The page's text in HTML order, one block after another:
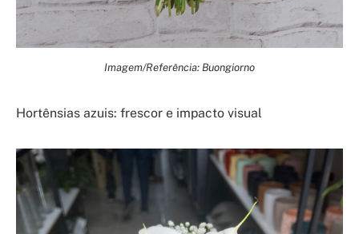
Imagem/Referência: Buongiorno
Hortênsias azuis: frescor e impacto visual